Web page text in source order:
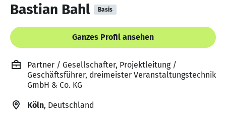
Bastian Bahl Basis
Ganzes Profil ansehen
Partner / Gesellschafter, Projektleitung /
Geschäftsführer, dreimeister Veranstaltungstechnik
GmbH & Co. KG
Köln, Deutschland